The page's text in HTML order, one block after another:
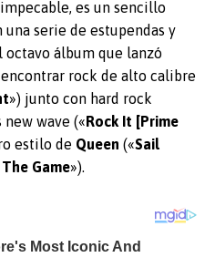
es un sencillo
serie de estupendas y
octavo álbum que lanzó
rock de alto calibre
») junto con hard rock
new wave («Rock It [Prime
estilo de Queen («Sail
Game»).